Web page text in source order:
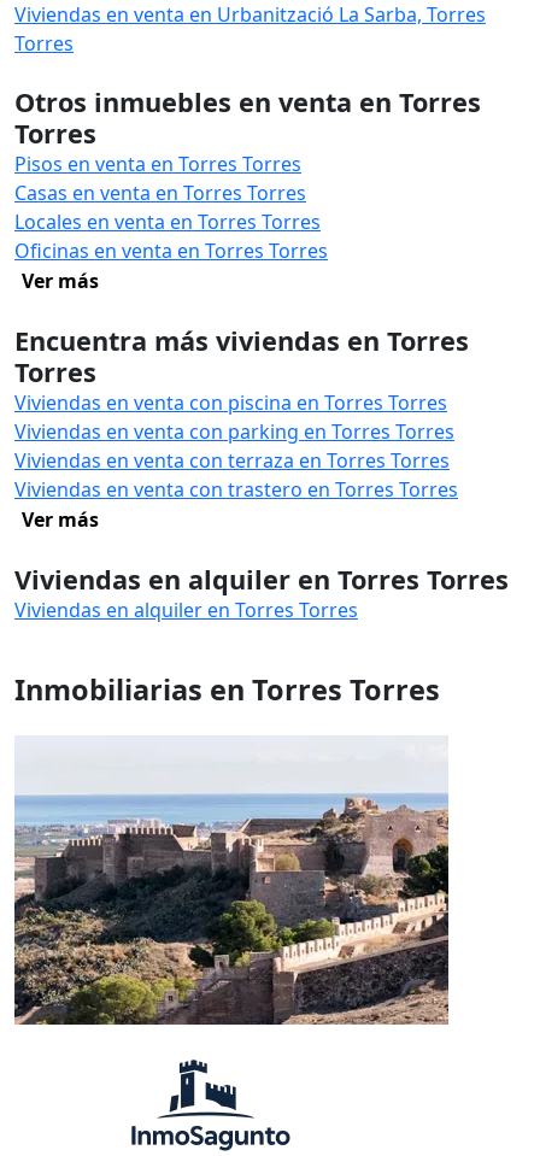
Viviendas en venta en Urbanització La Sarba, Torres
Torres
Otros inmuebles en venta en Torres
Torres
Pisos en venta en Torres Torres
Casas en venta en Torres Torres
Locales en venta en Torres Torres
Oficinas en venta en Torres Torres
Ver más
Encuentra más viviendas en Torres
Torres
Viviendas en venta con piscina en Torres Torres
Viviendas en venta con parking en Torres Torres
Viviendas en venta con terraza en Torres Torres
Viviendas en venta con trastero en Torres Torres
Ver más
Viviendas en alquiler en Torres Torres
Viviendas en alquiler en Torres Torres
Inmobiliarias en Torres Torres